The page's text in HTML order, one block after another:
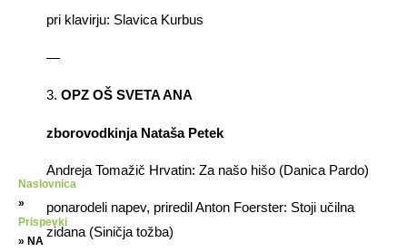
Naslovnica
»
Prispevki
» NA
pri klavirju: Slavica Kurbus
—
3. OPZ OŠ SVETA ANA
zborovodkinja Nataša Petek
Andreja Tomažič Hrvatin: Za našo hišo (Danica Pardo)
ponarodeli napev, priredil Anton Foerster: Stoji učilna
zidana (Siničja tožba)